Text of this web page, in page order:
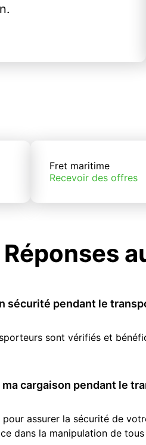
Fret maritime
Recevoir des offres
Réponses
sécurité pendant le
sont vérifiés et
cargaison pendant le
assurer la sécurité de
dans la manipulation de